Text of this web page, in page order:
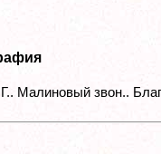
Малиновый звон..